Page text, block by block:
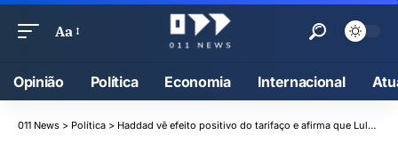
Aa
Opinião Política Economia Internacional
011 News > Política > Haddad vê efeito positivo do tarifaço e afirma que Lula não dirá “I love you” a Trump